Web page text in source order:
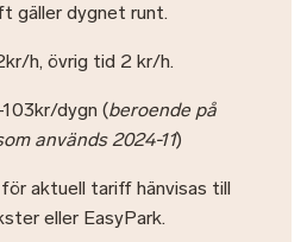
gäller dygnet runt.
h, övrig tid 2 kr/h.
dygn (beroende på
används 2024-11)
aktuell tariff hänvisas till
eller EasyPark.